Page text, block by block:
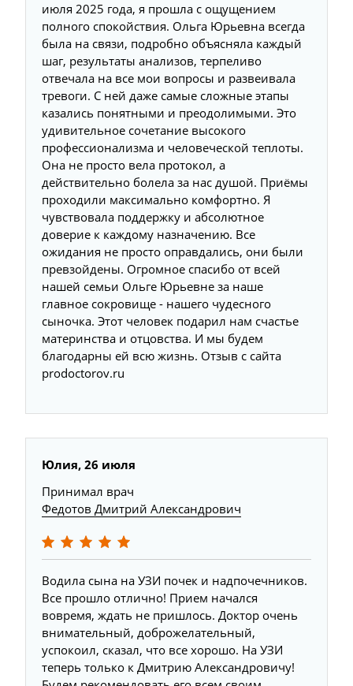
июля 2025 года, я прошла с ощущением
полного спокойствия. Ольга Юрьевна всегда
была на связи, подробно объясняла каждый
шаг, результаты анализов, терпеливо
отвечала на все мои вопросы и развеивала
тревоги. С ней даже самые сложные этапы
казались понятными и преодолимыми. Это
удивительное сочетание высокого
профессионализма и человеческой теплоты.
Она не просто вела протокол, а
действительно болела за нас душой. Приёмы
проходили максимально комфортно. Я
чувствовала поддержку и абсолютное
доверие к каждому назначению. Все
ожидания не просто оправдались, они были
превзойдены. Огромное спасибо от всей
нашей семьи Ольге Юрьевне за наше
главное сокровище - нашего чудесного
сыночка. Этот человек подарил нам счастье
материнства и отцовства. И мы будем
благодарны ей всю жизнь. Отзыв с сайта
prodoctorov.ru
Юлия, 26 июля
Принимал врач
Федотов Дмитрий Александрович
Водила сына на УЗИ почек и надпочечников.
Все прошло отлично! Прием начался
вовремя, ждать не пришлось. Доктор очень
внимательный, доброжелательный,
успокоил, сказал, что все хорошо. На УЗИ
теперь только к Дмитрию Александровичу!